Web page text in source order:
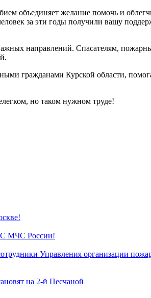
объединяет желание помочь и
за эти годы получили вашу
направлений. Спасателям,
гражданами Курской области,
но таком нужном труде!
МЧС России!
Управления организации
на 2-й Песчаной